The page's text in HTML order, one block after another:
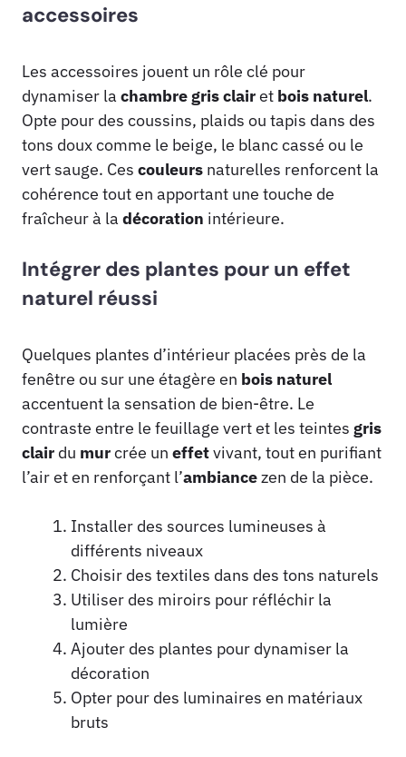
accessoires
Les accessoires jouent un rôle clé pour
dynamiser la chambregrisclairet bois naturel.
Opte pour des coussins, plaids ou tapis dans des
tons doux comme le beige, le blanc cassé ou le
vert sauge. Ces couleurs naturelles renforcent la
cohérence tout en apportant une touche de
fraîcheur à la décoration intérieure.
Intégrer des plantes pour un effet
naturel réussi
Quelques plantes d’intérieur placées près de la
fenêtre ou sur une étagère en bois naturel
accentuent la sensation de bien-être. Le
contraste entre le feuillage vert et les teintes gris
clair du murcrée un effetvivant, tout en purifiant
l’air et en renforçant l’ambiancezen de la pièce.
Installer des sources lumineuses à
différents niveaux
Choisir des textiles dans des tons naturels
Utiliser des miroirs pour réfléchir la
lumière
Ajouter des plantes pour dynamiser la
décoration
Opter pour des luminaires en matériaux
bruts